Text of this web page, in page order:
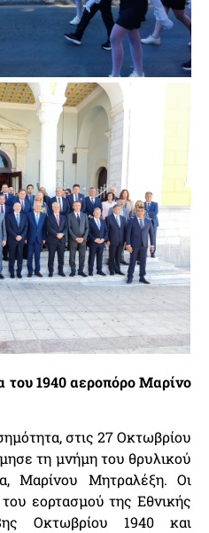
του 1940 αεροπόρο Μαρίνο
στις 27 Οκτωβρίου
τη μνήμη του θρυλικού
Μαρίνου Μητραλέξη. Οι
εορτασμού της Εθνικής
Οκτωβρίου 1940 και